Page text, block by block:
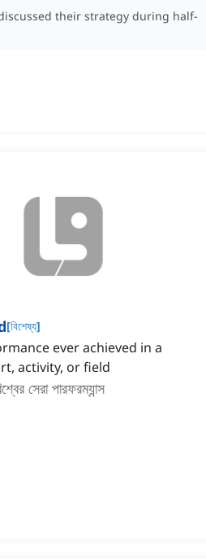
their strategy during half-
[বিশেষ্য]
ever achieved in a
activity, or field
সেরা পারফরম্যান্স